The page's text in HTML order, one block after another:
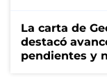
La carta de
destacó
pendientes y